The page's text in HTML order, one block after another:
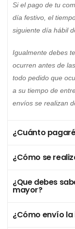
Si el pago de tu
día festivo, el
siguiente día hábil
Igualmente debes
ocurren antes de
todo pedido que
a su tiempo de
envíos se realizan
¿Cuánto
¿Cómo se
¿Que debes
mayor?
¿Cómo envío